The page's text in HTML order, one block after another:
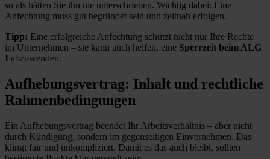
so als hätten Sie ihn nie unterschrieben. Wichtig dabei: Eine
Anfechtung muss gut begründet sein und zeitnah erfolgen.
Tipp: Eine erfolgreiche Anfechtung schützt nicht nur Ihre Rechte
im Unternehmen – sie kann auch helfen, eine Sperrzeit beim ALG
I abzuwenden.
Aufhebungsvertrag: Inhalt und rechtliche
Rahmenbedingungen
Ein Aufhebungsvertrag beendet Ihr Arbeitsverhältnis – aber nicht
durch Kündigung, sondern im gegenseitigen Einvernehmen. Das
klingt fair und unkompliziert. Damit es das auch bleibt, sollten